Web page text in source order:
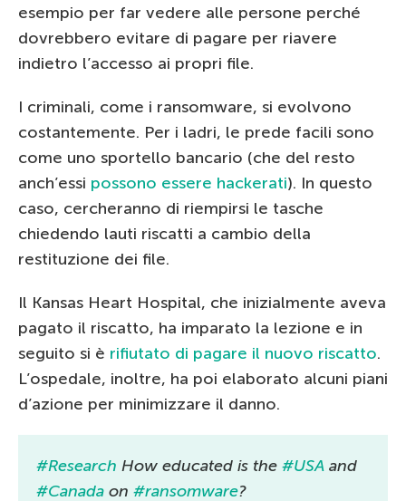
esempio per far vedere alle persone perché
dovrebbero evitare di pagare per riavere
indietro l’accesso ai propri file.
I criminali, come i ransomware, si evolvono
costantemente. Per i ladri, le prede facili sono
come uno sportello bancario (che del resto
anch’essi possono essere hackerati). In questo
caso, cercheranno di riempirsi le tasche
chiedendo lauti riscatti a cambio della
restituzione dei file.
Il Kansas Heart Hospital, che inizialmente aveva
pagato il riscatto, ha imparato la lezione e in
seguito si è rifiutato di pagare il nuovo riscatto.
L’ospedale, inoltre, ha poi elaborato alcuni piani
d’azione per minimizzare il danno.
#Research How educated is the #USA and
#Canada on #ransomware?